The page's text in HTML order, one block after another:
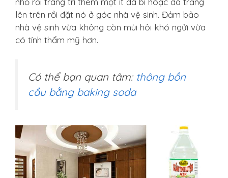
lên trên rồi đặt nó ở góc nhà vệ sinh. Đảm bảo
nhà vệ sinh vừa không còn mùi hôi khó ngửi vừa
có tính thẩm mỹ hơn.
Có thể bạn quan tâm: thông bồn
cầu bằng baking soda